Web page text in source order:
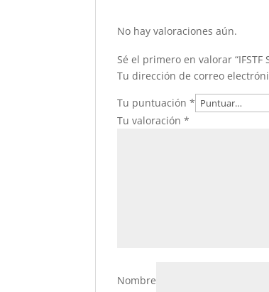
No hay valoraciones aún.
Sé el primero en valorar “IFSTF
Tu dirección de correo
Tu puntuación*
Tu valoración*
Nombre